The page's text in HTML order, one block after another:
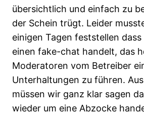
übersichtlich und einfach zu
der Schein trügt. Leider
einigen Tagen feststellen dass
einen fake-chat handelt, das
Moderatoren vom Betreiber
Unterhaltungen zu führen.
müssen wir ganz klar sagen
wieder um eine Abzocke